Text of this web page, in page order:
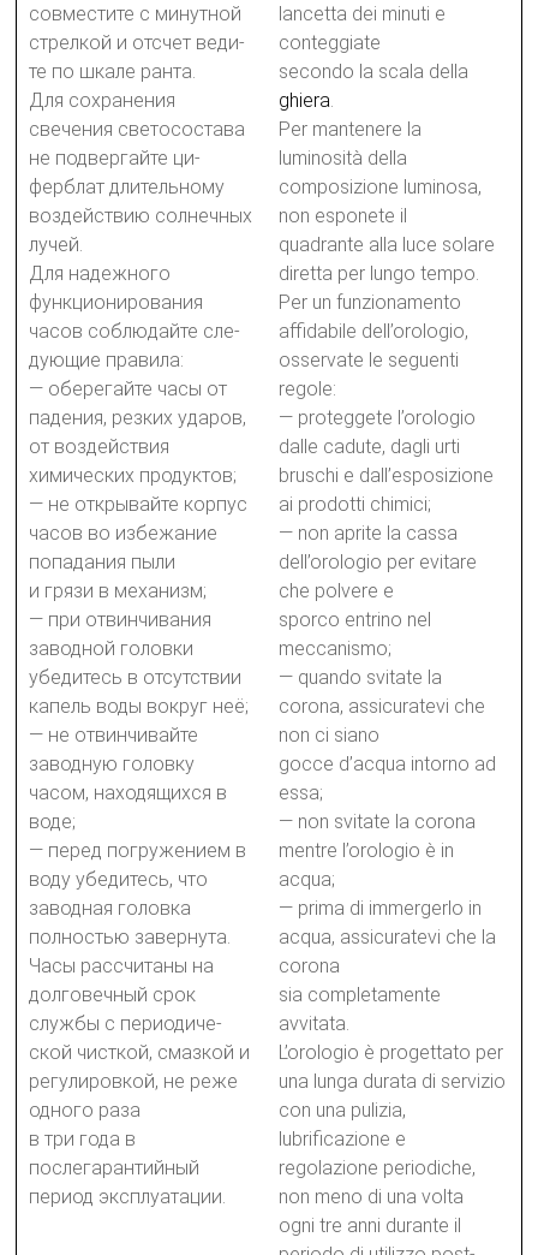
совместите с минутной
стрелкой и отсчет веди-
те по шкале ранта.
Для сохранения
свечения светосостава
не подвергайте ци-
ферблат длительному
воздействию солнечных
лучей.
Для надежного
функционирования
часов соблюдайте сле-
дующие правила:
— оберегайте часы от
падения, резких ударов,
от воздействия
химических продуктов;
— не открывайте корпус
часов во избежание
попадания пыли
и грязи в механизм;
— при отвинчивания
заводной головки
убедитесь в отсутствии
капель воды вокруг неё;
— не отвинчивайте
заводную головку
часом, находящихся в
воде;
— перед погружением в
воду убедитесь, что
заводная головка
полностью завернута.
Часы рассчитаны на
долговечный срок
службы с периодиче-
ской чисткой, смазкой и
регулировкой, не реже
одного раза
в три года в
послегарантийный
период эксплуатации.
lancetta dei minuti e
conteggiate
secondo la scala della
ghiera
Per mantenere la
luminosità della
composizione luminosa,
non esponete il
quadrante alla luce solare
diretta per lungo tempo.
Per un funzionamento
affidabile dell’orologio,
osservate le seguenti
regole:
— proteggete l’orologio
dalle cadute, dagli urti
bruschi e dall’esposizione
ai prodotti chimici;
— non aprite la cassa
dell’orologio per evitare
che polvere e
sporco entrino nel
meccanismo;
— quando svitate la
corona, assicuratevi che
non ci siano
gocce d’acqua intorno ad
essa;
— non svitate la corona
mentre l’orologio è in
acqua;
— prima di immergerlo in
acqua, assicuratevi che la
corona
sia completamente
avvitata.
L’orologio è progettato per
una lunga durata di servizio
con una pulizia,
lubrificazione e
regolazione periodiche,
non meno di una volta
ogni tre anni durante il